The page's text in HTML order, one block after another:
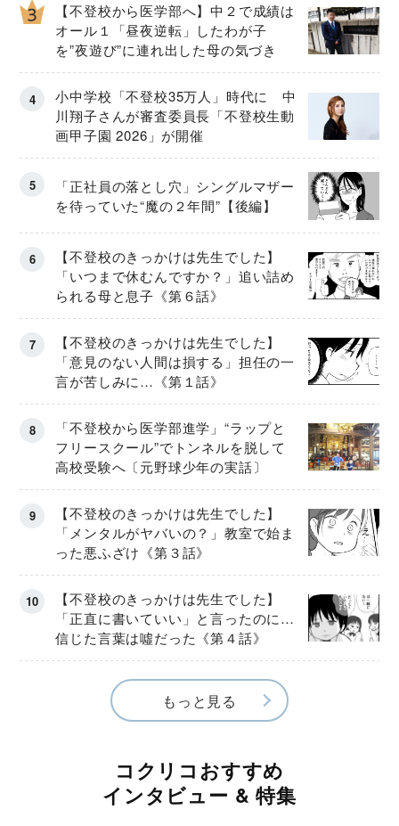
【不登校から医学部へ】中２で成績は
オール１「昼夜逆転」したわが子
を”夜遊び”に連れ出した母の気づき
小中学校「不登校35万人」時代に 中
川翔子さんが審査委員長「不登校生動
画甲子園 2026」が開催
「正社員の落とし穴」シングルマザー
を待っていた“魔の２年間”【後編】
【不登校のきっかけは先生でした】
「いつまで休むんですか？」追い詰め
られる母と息子《第６話》
【不登校のきっかけは先生でした】
「意見のない人間は損する」担任の一
言が苦しみに…《第１話》
「不登校から医学部進学」“ラップと
フリースクール”でトンネルを脱して
高校受験へ〔元野球少年の実話〕
【不登校のきっかけは先生でした】
「メンタルがヤバいの？」教室で始ま
った悪ふざけ《第３話》
【不登校のきっかけは先生でした】
「正直に書いていい」と言ったのに…
信じた言葉は噓だった《第４話》
もっと見る
コクリコおすすめ
インタビュー & 特集